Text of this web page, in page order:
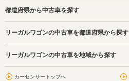
都道府県から中古車を探す
リーガルワゴンの中古車を都道府県から探す
リーガルワゴンの中古車を地域から探す
カーセンサートップへ